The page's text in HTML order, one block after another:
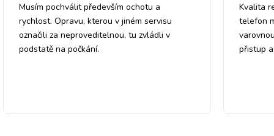
Musím pochválit především ochotu a
rychlost. Opravu, kterou v jiném servisu
označili za neproveditelnou, tu zvládli v
podstatě na počkání.
Kvalita
telefon
přistup